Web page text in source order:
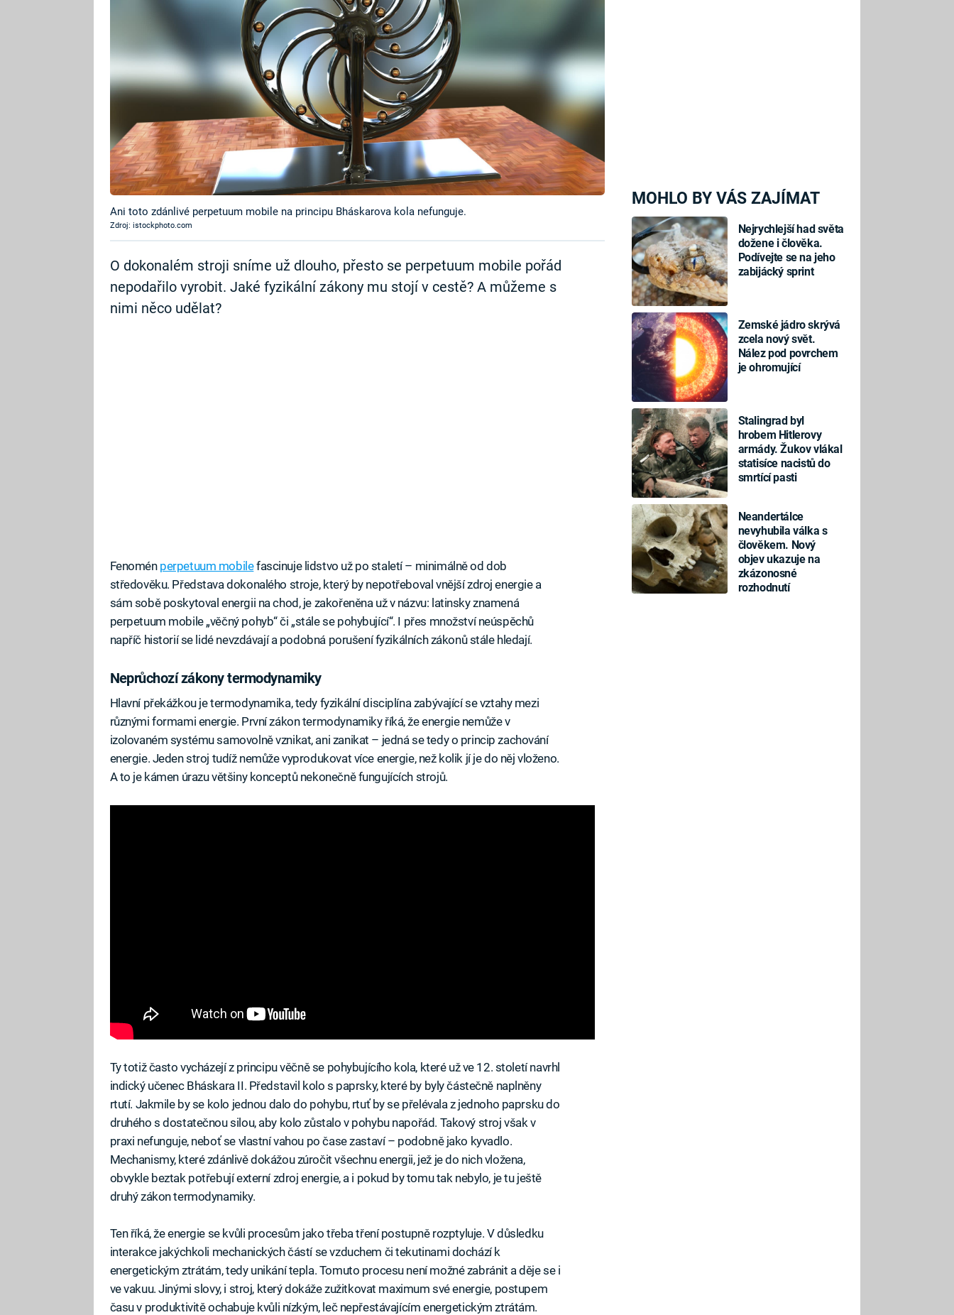
MOHLO BY VÁS ZAJÍMAT
Nejrychlejší had světa
dožene i člověka.
Podívejte se na jeho
zabijácký sprint
Zemské jádro skrývá
zcela nový svět.
Nález pod povrchem
je ohromující
Stalingrad byl
hrobem Hitlerovy
armády. Žukov vlákal
statisíce nacistů do
smrtící pasti
Neandertálce
nevyhubila válka s
člověkem. Nový
objev ukazuje na
zkázonosné
rozhodnutí
Ani toto zdánlivé perpetuum mobile na principu Bháskarova kola nefunguje.
Zdroj: istockphoto.com
O dokonalém stroji sníme už dlouho, přesto se perpetuum mobile pořád
nepodařilo vyrobit. Jaké fyzikální zákony mu stojí v cestě? A můžeme s
nimi něco udělat?
Fenomén perpetuum mobilefascinuje lidstvo už po staletí – minimálně od dob
středověku. Představa dokonalého stroje, který by nepotřeboval vnější zdroj energie a
sám sobě poskytoval energii na chod, je zakořeněna už v názvu: latinsky znamená
perpetuum mobile „věčný pohyb“ či „stále se pohybující“. I přes množství neúspěchů
napříč historií se lidé nevzdávají a podobná porušení fyzikálních zákonů stále hledají.
Neprůchozí zákony termodynamiky
Hlavní překážkou je termodynamika, tedy fyzikální disciplína zabývající se vztahy mezi
různými formami energie. První zákon termodynamiky říká, že energie nemůže v
izolovaném systému samovolně vznikat, ani zanikat – jedná se tedy o princip zachování
energie. Jeden stroj tudíž nemůže vyprodukovat více energie, než kolik jí je do něj vloženo.
A to je kámen úrazu většiny konceptů nekonečně fungujících strojů.
Ty totiž často vycházejí z principu věčně se pohybujícího kola, které už ve 12. století navrhl
indický učenec Bháskara II. Představil kolo s paprsky, které by byly částečně naplněny
rtutí. Jakmile by se kolo jednou dalo do pohybu, rtuť by se přelévala z jednoho paprsku do
druhého s dostatečnou silou, aby kolo zůstalo v pohybu napořád. Takový stroj však v
praxi nefunguje, neboť se vlastní vahou po čase zastaví – podobně jako kyvadlo.
Mechanismy, které zdánlivě dokážou zúročit všechnu energii, jež je do nich vložena,
obvykle beztak potřebují externí zdroj energie, a i pokud by tomu tak nebylo, je tu ještě
druhý zákon termodynamiky.
Ten říká, že energie se kvůli procesům jako třeba tření postupně rozptyluje. V důsledku
interakce jakýchkoli mechanických částí se vzduchem či tekutinami dochází k
energetickým ztrátám, tedy unikání tepla. Tomuto procesu není možné zabránit a děje se i
ve vakuu. Jinými slovy, i stroj, který dokáže zužitkovat maximum své energie, postupem
času v produktivitě ochabuje kvůli nízkým, leč nepřestávajícím energetickým ztrátám.